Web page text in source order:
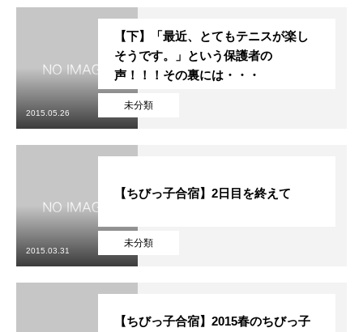
未分類
【下】「最近、とてもテニスが楽し
そうです。」という保護者の
声！！！その裏には・・・
2015.05.26
未分類
【ちびっ子合宿】2日目を終えて
2015.03.31
【ちびっ子合宿】2015春のちびっ子